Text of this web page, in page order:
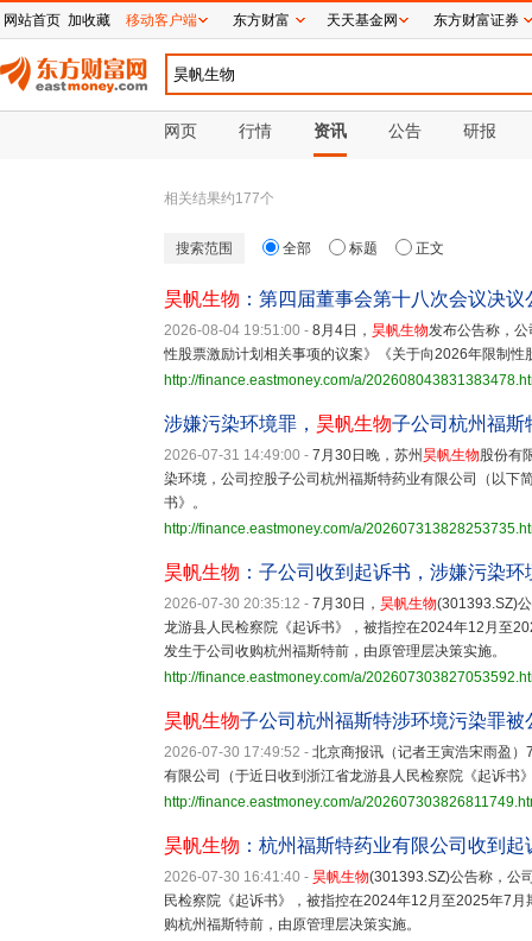
网页 行情 资讯 公告 研报
相关结果约177个
搜索范围 全部 标题 正文
昊帆生物 ：第四届董事会第十八次会议决议
2026-08-04 19:51:00 - 8月4日， 昊帆生物发布公告称，
性股票激励计划相关事项的议案》《关于向2026年限制
http://finance.eastmoney.com/a/
涉嫌污染环境罪， 昊帆生物子公司杭州福斯
2026-07-31 14:49:00 - 7月30日晚，苏州 昊帆生物股份有
染环境，公司控股子公司杭州福斯特药业有限公司（以下
书》。
http://finance.eastmoney.com/a/
昊帆生物 ：子公司收到起诉书，涉嫌污染环
2026-07-30 20:35:12 - 7月30日， 昊帆生物(301393.SZ)
龙游县人民检察院《起诉书》，被指控在2024年12月
发生于公司收购杭州福斯特前，由原管理层决策实施。
http://finance.eastmoney.com/a/
昊帆生物子公司杭州福斯特涉环境污染罪被
2026-07-30 17:49:52 - 北京商报讯（记者王寅浩宋雨盈）
有限公司（于近日收到浙江省龙游县人民检察院《起诉书
http://finance.eastmoney.com/a/
昊帆生物 ：杭州福斯特药业有限公司收到起
2026-07-30 16:41:40 - 昊帆生物(301393.SZ)公告称，公
民检察院《起诉书》，被指控在2024年12月至2025年7
购杭州福斯特前，由原管理层决策实施。
网站首页 加收藏 移动客户端 东方财富 天天基金网 东方财富证券